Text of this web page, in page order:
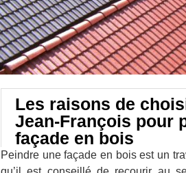
Les raisons de
Jean-François pour
façade en bois
Peindre une façade en bois est un